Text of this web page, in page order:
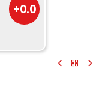
+0.0